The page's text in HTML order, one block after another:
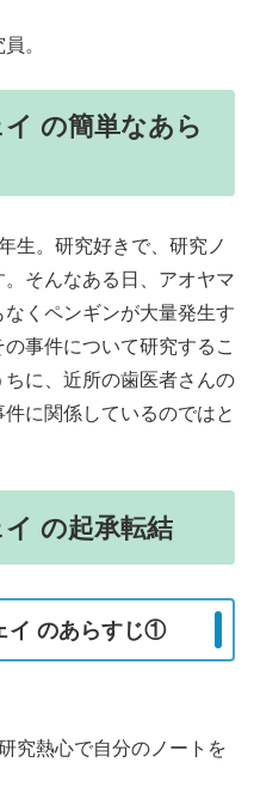
。
の簡単なあら
生。研究好きで、研究ノ
そんなある日、アオヤマ
くペンギンが大量発生す
事件について研究するこ
に、近所の歯医者さんの
に関係しているのではと
の起承転結
イ のあらすじ①
究熱心で自分のノートを